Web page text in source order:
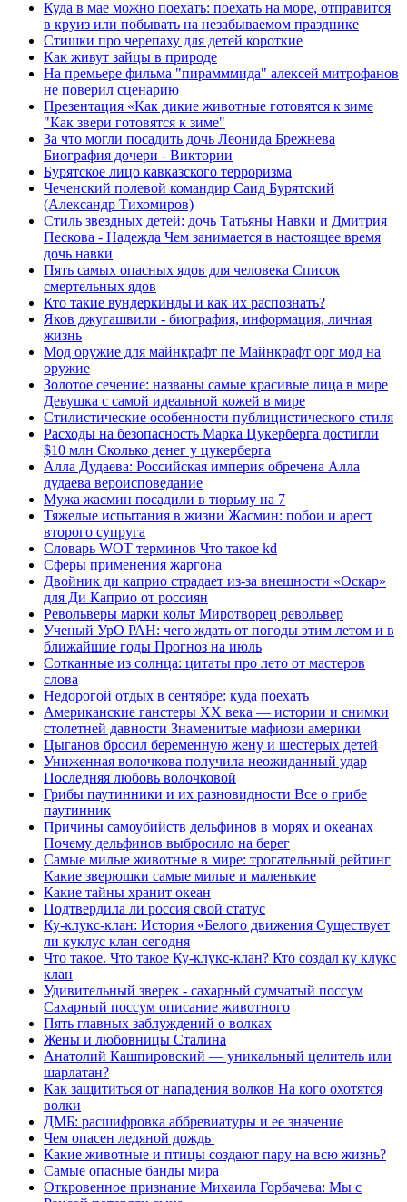
Куда в мае можно поехать: поехать на море, отправится
в круиз или побывать на незабываемом празднике
Стишки про черепаху для детей короткие
Как живут зайцы в природе
На премьере фильма "пирамммида" алексей митрофанов
не поверил сценарию
Презентация «Как дикие животные готовятся к зиме
"Как звери готовятся к зиме"
За что могли посадить дочь Леонида Брежнева
Биография дочери - Виктории
Бурятское лицо кавказского терроризма
Чеченский полевой командир Саид Бурятский
(Александр Тихомиров)
Стиль звездных детей: дочь Татьяны Навки и Дмитрия
Пескова - Надежда Чем занимается в настоящее время
дочь навки
Пять самых опасных ядов для человека Список
смертельных ядов
Кто такие вундеркинды и как их распознать?
Яков джугашвили - биография, информация, личная
жизнь
Мод оружие для майнкрафт пе Майнкрафт орг мод на
оружие
Золотое сечение: названы самые красивые лица в мире
Девушка с самой идеальной кожей в мире
Стилистические особенности публицистического стиля
Расходы на безопасность Марка Цукерберга достигли
$10 млн Сколько денег у цукерберга
Алла Дудаева: Российская империя обречена Алла
дудаева вероисповедание
Мужа жасмин посадили в тюрьму на 7
Тяжелые испытания в жизни Жасмин: побои и арест
второго супруга
Cловарь WOT терминов Что такое kd
Сферы применения жаргона
Двойник ди каприо страдает из-за внешности «Оскар»
для Ди Каприо от россиян
Револьверы марки кольт Миротворец револьвер
Ученый УрО РАН: чего ждать от погоды этим летом и в
ближайшие годы Прогноз на июль
Сотканные из солнца: цитаты про лето от мастеров
слова
Недорогой отдых в сентябре: куда поехать
Американские ганстеры ХХ века — истории и снимки
столетней давности Знаменитые мафиози америки
Цыганов бросил беременную жену и шестерых детей
Униженная волочкова получила неожиданный удар
Последняя любовь волочковой
Грибы паутинники и их разновидности Все о грибе
паутинник
Причины самоубийств дельфинов в морях и океанах
Почему дельфинов выбросило на берег
Самые милые животные в мире: трогательный рейтинг
Какие зверюшки самые милые и маленькие
Какие тайны хранит океан
Подтвердила ли россия свой статус
Ку-клукс-клан: История «Белого движения Существует
ли куклус клан сегодня
Что такое. Что такое Ку-клукс-клан? Кто создал ку клукс
клан
Удивительный зверек - сахарный сумчатый поссум
Сахарный поссум описание животного
Пять главных заблуждений о волках
Жены и любовницы Сталина
Анатолий Кашпировский — уникальный целитель или
шарлатан?
Как защититься от нападения волков На кого охотятся
волки
ДМБ: расшифровка аббревиатуры и ее значение
Чем опасен ледяной дождь
Какие животные и птицы создают пару на всю жизнь?
Самые опасные банды мира
Откровенное признание Михаила Горбачева: Мы с